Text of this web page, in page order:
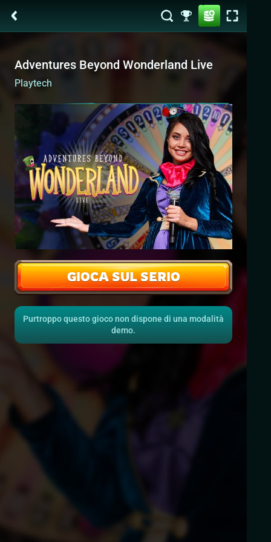
Adventures Beyond Wonderland Live
Playtech
GIOCA SUL SERIO
Purtroppo questo gioco non dispone di una modalità
demo.